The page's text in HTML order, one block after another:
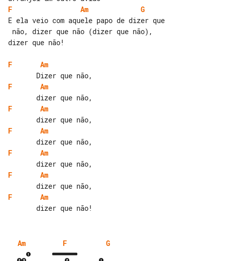
F
Am
G
E ela veio com aquele papo de dizer que
dizer que não!
F
Am
F
Am
F
Am
F
Am
F
Am
F
Am
F
Am
Am F G